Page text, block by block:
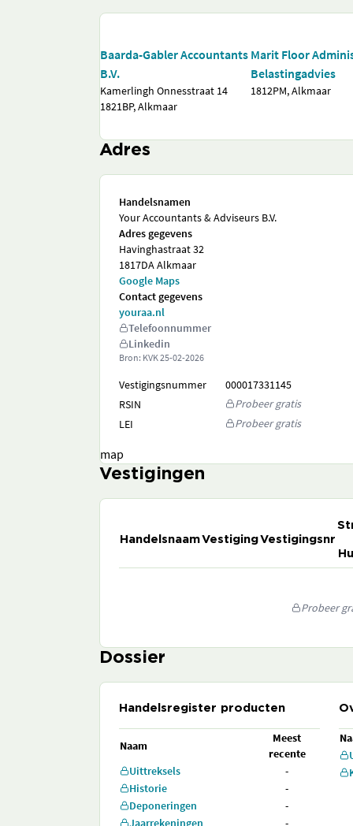
Baarda-Gabler Accountants
B.V.
Kamerlingh Onnesstraat 14
1821BP, Alkmaar
Marit Floor
Belastingadvies
1812PM, Alkmaar
Adres
Handelsnamen
Your Accountants & Adviseurs B.V.
Adres gegevens
Havinghastraat 32
1817DA Alkmaar
Google Maps
Contact gegevens
youraa.nl
Telefoonnummer
Linkedin
Bron: KVK25-02-2026
Vestigingsnummer
000017331145
RSIN
Probeer gratis
LEI
Probeer gratis
map
Vestigingen
HandelsnaamVestigingVestigingsnr
Probeer
Dossier
Handelsregister producten
Naam
Meest
recente
Uittreksels
-
Historie
-
Deponeringen
-
Jaarrekeningen
-